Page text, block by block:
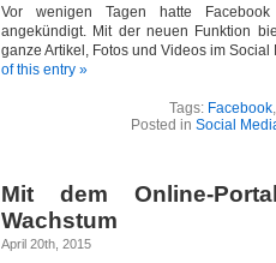
Vor wenigen Tagen hatte
angekündigt. Mit der neuen Funktion
ganze Artikel, Fotos und Videos im
of this entry »
Tags: Facebook,
Posted in Social
Mit dem Online-
Wachstum
April 20th, 2015